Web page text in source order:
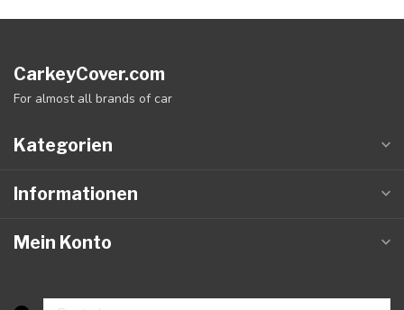
CarkeyCover.com
For almost all brands of car
Kategorien
Informationen
Mein Konto